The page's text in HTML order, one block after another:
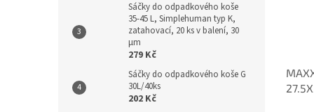
Sáčky do odpadkového koše
35-45 L, Simplehuman typ K,
zatahovací, 20 ks v balení, 30
µm
279 Kč
Sáčky do odpadkového koše G
30L/40ks
202 Kč